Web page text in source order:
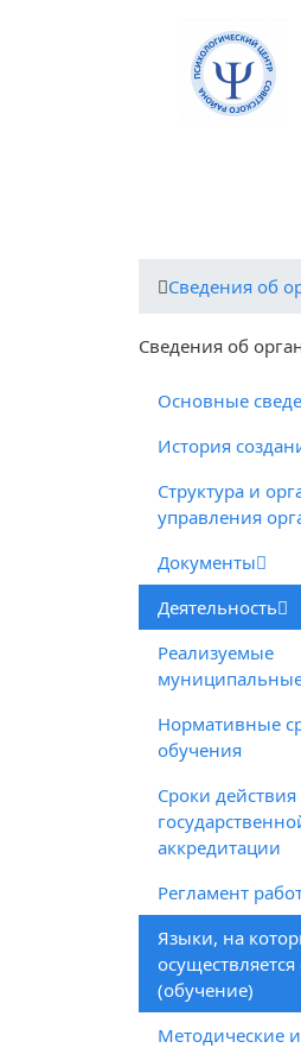
Cведения об
Cведения об
Основные
История
Структура и
управления
Документы
Деятельность
Реализуемые
Нормативные
обучения
Сроки действия
аккредитации
Регламент
Языки, на
(обучение)
Методические